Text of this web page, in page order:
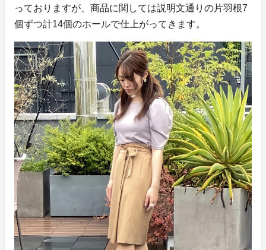
っておりますが、商品に関しては説明文通りの片羽根7
個ずつ計14個のホールで仕上がってきます。